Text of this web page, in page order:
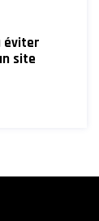
éviter
site